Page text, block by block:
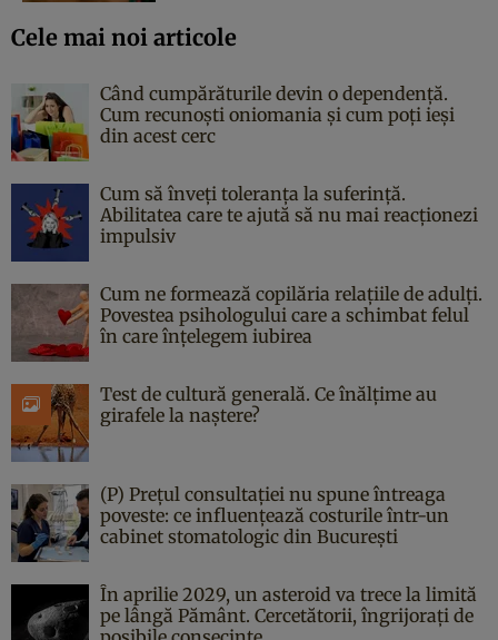
Cele mai noi articole
Când cumpărăturile devin o dependență.
Cum recunoști oniomania și cum poți ieși
din acest cerc
Cum să înveți toleranța la suferință.
Abilitatea care te ajută să nu mai reacționezi
impulsiv
Cum ne formează copilăria relațiile de adulți.
Povestea psihologului care a schimbat felul
în care înțelegem iubirea
Test de cultură generală. Ce înălțime au
girafele la naștere?
(P) Prețul consultației nu spune întreaga
poveste: ce influențează costurile într-un
cabinet stomatologic din București
În aprilie 2029, un asteroid va trece la limită
pe lângă Pământ. Cercetătorii, îngrijorați de